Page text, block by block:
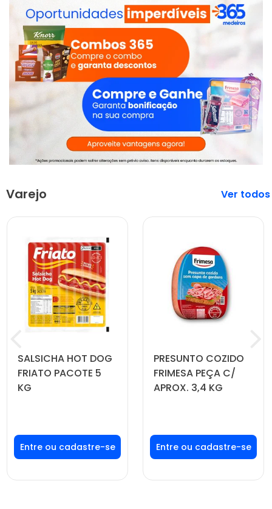
Varejo
SALSICHA HOT DOG
FRIATO PACOTE 5
KG
Faça seu login ou
cadastre-se para
ver preços e
PRESUNTO COZIDO
FRIMESA PEÇA C/
APROX. 3,4 KG
Faça seu login ou
cadastre-se para
ver preços e